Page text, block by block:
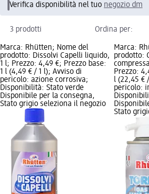
Verifica disponibilità nel tuo negozio dm
3 prodotti Ordina per:
Marca: Rhütten; Nome del
prodotto: Dissolvi Capelli liquido,
1 l; Prezzo: 4,49 €; Prezzo base:
1 l (4,49 € / 1 l); Avviso di
pericolo: azione corrosiva;
Disponibilità: Stato verde
Disponibile per la consegna,
Stato grigio seleziona il negozio
Marca:
prodotto:
Prezzo:
l (22,45 €
pericolo:
Stato